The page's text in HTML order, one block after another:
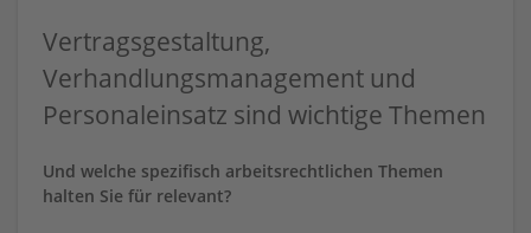
Vertragsgestaltung,
Verhandlungsmanagement und
Personaleinsatz sind wichtige Themen
Und welche spezifisch arbeitsrechtlichen Themen
halten Sie für relevant?